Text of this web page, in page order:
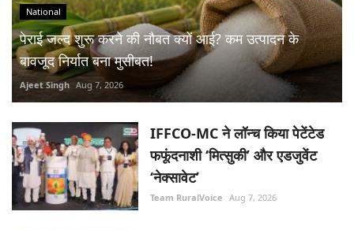
National
पेराई जल्द शुरू करने की नौबत क्यों आई? कम उत्पादन के
बावजूद निर्यात बना मुसीबत!
Ajeet Singh Aug 7, 2026
IFFCO-MC ने लॉन्च किया पेटेंटेड
फफूंदनाशी ‘मित्सुकी’ और एडजुवेंट
‘नेक्सावेट’
Team RuralVoice Aug 7, 2026